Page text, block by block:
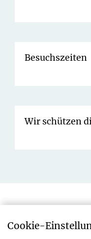
Besuchszeiten
Wir schützen
Cookie-­